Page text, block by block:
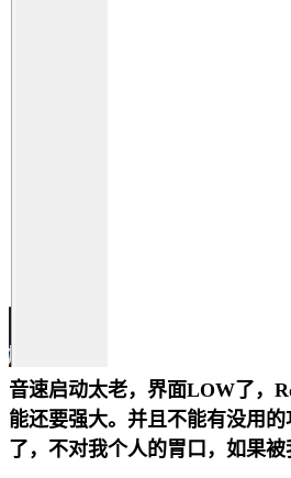
音速启动太老，界面LOW了，
能还要强大。并且不能有没用
了，不对我个人的胃口，如果